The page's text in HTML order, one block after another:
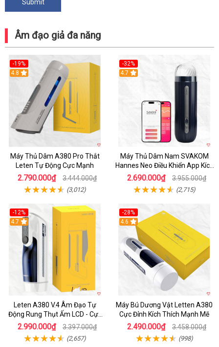
Âm đạo giả đa năng
-19%
Hot
4.8
Máy Thủ Dâm A380 Pro Thắt
Leten Tự Động Cực Mạnh
2.790.000₫ 3.444.000₫
(3,012)
-32%
Hot
4.7
Máy Thủ Dâm Nam SVAKOM
Hannes Neo Điều Khiển App Kích
Thích
2.690.000₫ 3.955.000₫
(2,715)
-12%
Hot
4.7
Leten A380 V.4 Âm Đạo Tự
Động Rung Thụt Ấm LCD - Cực
Phê
2.990.000₫ 3.397.000₫
(2,657)
-28%
Hot
4.6
Máy Bú Dương Vật Letten A380
Cực Đỉnh Kích Thích Mạnh Mẽ
2.490.000₫ 3.458.000₫
(998)